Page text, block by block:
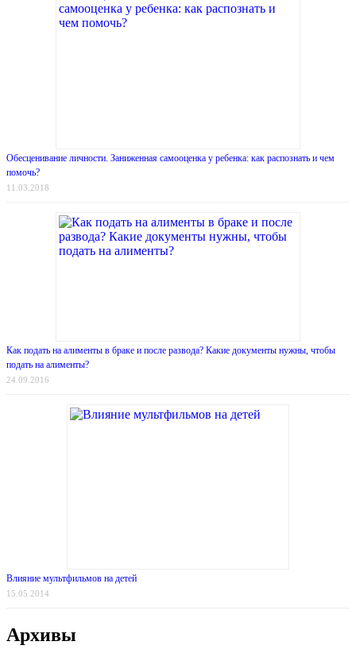
Обесценивание личности. Заниженная самооценка у ребенка: как распознать и чем
помочь?
11.03.2018
Как подать на алименты в браке и после развода? Какие документы нужны, чтобы
подать на алименты?
24.09.2016
Влияние мультфильмов на детей
15.05.2014
Архивы